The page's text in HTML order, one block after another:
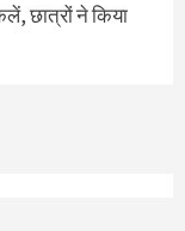
छात्रों ने किया